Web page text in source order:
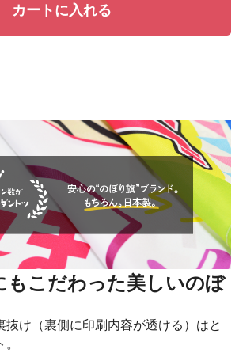
939
18460
921 19341
919 20218
917 21091
915
913 22825
909 24543
カートに入れる
もこだわった美しいのぼ
抜け（裏側に印刷内容が透ける）はと